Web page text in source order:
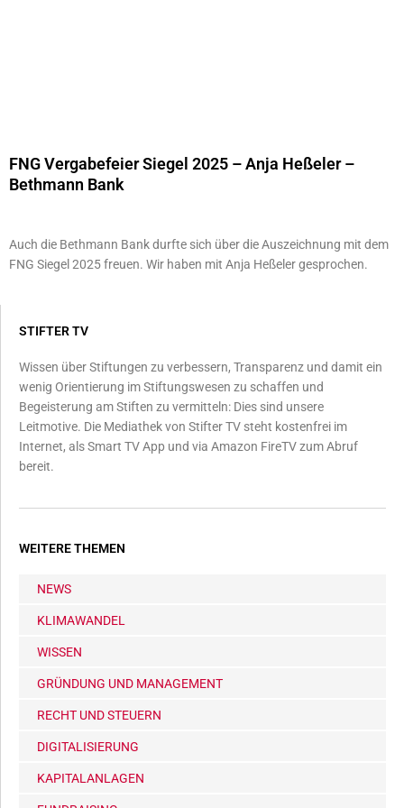
FNG Vergabefeier Siegel 2025 – Anja Heßeler –
Bethmann Bank
Auch die Bethmann Bank durfte sich über die Auszeichnung mit dem
FNG Siegel 2025 freuen. Wir haben mit Anja Heßeler gesprochen.
STIFTER TV
Wissen über Stiftungen zu verbessern, Transparenz und damit ein
wenig Orientierung im Stiftungswesen zu schaffen und
Begeisterung am Stiften zu vermitteln: Dies sind unsere
Leitmotive. Die Mediathek von Stifter TV steht kostenfrei im
Internet, als Smart TV App und via Amazon FireTV zum Abruf
bereit.
WEITERE THEMEN
NEWS
KLIMAWANDEL
WISSEN
GRÜNDUNG UND MANAGEMENT
RECHT UND STEUERN
DIGITALISIERUNG
KAPITALANLAGEN